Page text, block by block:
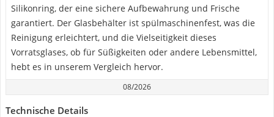
Silikonring, der eine sichere Aufbewahrung und Frische
garantiert. Der Glasbehälter ist spülmaschinenfest, was die
Reinigung erleichtert, und die Vielseitigkeit dieses
Vorratsglases, ob für Süßigkeiten oder andere Lebensmittel,
hebt es in unserem Vergleich hervor.
08/2026
Technische Details